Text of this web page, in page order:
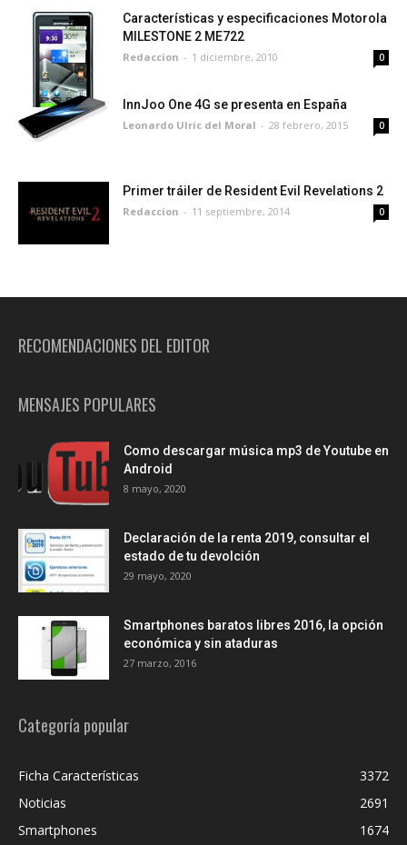
Características y especificaciones Motorola
MILESTONE 2 ME722
Redaccion - 1 diciembre, 2010 0
InnJoo One 4G se presenta en España
Leonardo Ulric del Moral - 28 febrero, 2015 0
Primer tráiler de Resident Evil Revelations 2
Redaccion - 11 septiembre, 2014 0
RECOMENDACIONES DEL EDITOR
MENSAJES POPULARES
Como descargar música mp3 de Youtube en
Android
8 mayo, 2020
Declaración de la renta 2019, consultar el
estado de tu devolción
29 mayo, 2020
Smartphones baratos libres 2016, la opción
económica y sin ataduras
27 marzo, 2016
Categoría popular
Ficha Características
3372
Noticias
2691
Smartphones
1674